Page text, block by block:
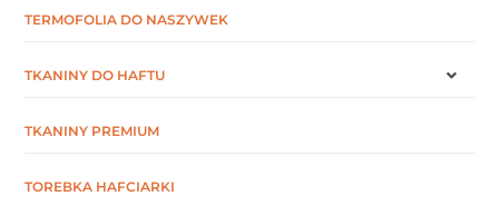
TERMOFOLIA DO NASZYWEK
TKANINY DO HAFTU
TKANINY PREMIUM
TOREBKA HAFCIARKI